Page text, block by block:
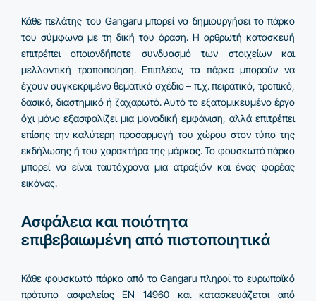
Κάθε πελάτης του Gangaru μπορεί να δημιουργήσει το πάρκο
του σύμφωνα με τη δική του όραση. Η αρθρωτή κατασκευή
επιτρέπει οποιονδήποτε συνδυασμό των στοιχείων και
μελλοντική τροποποίηση. Επιπλέον, τα πάρκα μπορούν να
έχουν συγκεκριμένο θεματικό σχέδιο – π.χ. πειρατικό, τροπικό,
δασικό, διαστημικό ή ζαχαρωτό. Αυτό το εξατομικευμένο έργο
όχι μόνο εξασφαλίζει μια μοναδική εμφάνιση, αλλά επιτρέπει
επίσης την καλύτερη προσαρμογή του χώρου στον τύπο της
εκδήλωσης ή του χαρακτήρα της μάρκας. Το φουσκωτό πάρκο
μπορεί να είναι ταυτόχρονα μια ατραξιόν και ένας φορέας
εικόνας.
Ασφάλεια και ποιότητα
επιβεβαιωμένη από πιστοποιητικά
Κάθε φουσκωτό πάρκο από το Gangaru πληροί το ευρωπαϊκό
πρότυπο ασφαλείας EN 14960 και κατασκευάζεται από